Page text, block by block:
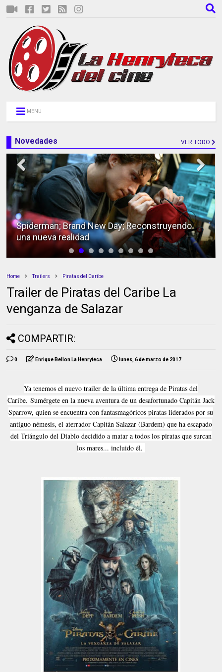
MENU
Novedades VER TODO
Spiderman; Brand New Day; Reconstruyendo
una nueva realidad
Home Trailers Piratas del Caribe
Trailer de Piratas del Caribe La
venganza de Salazar
COMPARTIR:
0 Enrique Bellon La Henryteca lunes, 6 de marzo de 2017
Ya tenemos el nuevo trailer de la última entrega de Piratas del
Caribe. Sumérgete en la nueva aventura de un desafortunado Capitán Jack
Sparrow, quien se encuentra con fantasmagóricos piratas liderados por su
antiguo némesis, el aterrador Capitán Salazar (Bardem) que ha escapado
del Triángulo del Diablo decidido a matar a todos los piratas que surcan
los mares... incluido él.